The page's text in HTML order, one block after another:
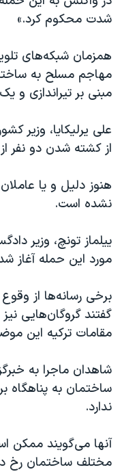
نرگس محمدی برنده
همایش محافظه‌کاران
صفحه‌های ویژه
سفر پرزیدنت ترامپ
شدت محکوم کرد.»
همزمان شبکه‌های
مهاجم مسلح به
مبنی بر تیراندازی و
علی یرلیکایا، وزیر
از کشته شدن دو نفر
هنوز دلیل و یا
نشده است.
ییلماز تونچ، وزیر
مورد این حمله آغاز
برخی رسانه‌ها از
گفتند گروگان‌هایی
مقامات ترکیه این
شاهدان ماجرا به
ساختمان به پناهگاه
ندارد.
آنها می‌گویند ممکن
مختلف ساختمان رخ